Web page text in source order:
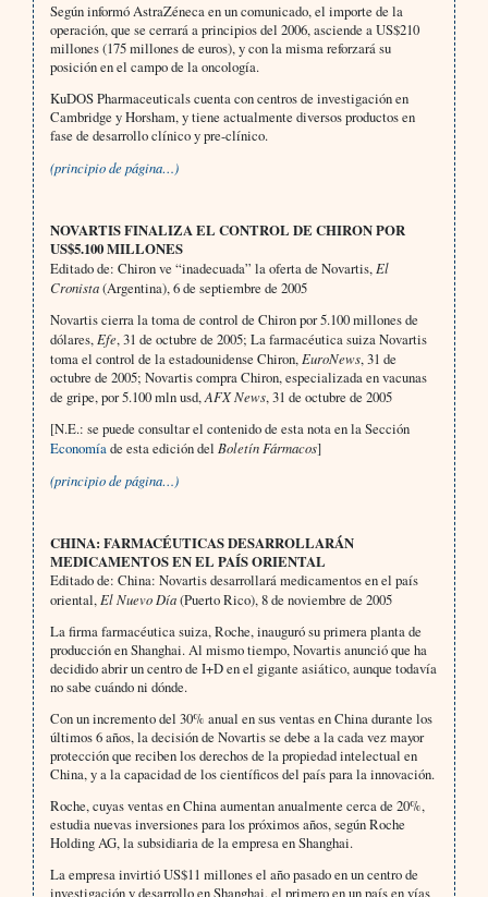
Según informó AstraZéneca en un comunicado, el importe de la
operación, que se cerrará a principios del 2006, asciende a US$210
millones (175 millones de euros), y con la misma reforzará su
posición en el campo de la oncología.
KuDOS Pharmaceuticals cuenta con centros de investigación en
Cambridge y Horsham, y tiene actualmente diversos productos en
fase de desarrollo clínico y pre-clínico.
(principio de página…)
NOVARTIS FINALIZA EL CONTROL DE CHIRON POR
US$5.100 MILLONES
Editado de: Chiron ve “inadecuada” la oferta de Novartis, El
Cronista(Argentina), 6 de septiembre de 2005
Novartis cierra la toma de control de Chiron por 5.100 millones de
dólares, Efe, 31 de octubre de 2005; La farmacéutica suiza Novartis
toma el control de la estadounidense Chiron, EuroNews, 31 de
octubre de 2005; Novartis compra Chiron, especializada en vacunas
de gripe, por 5.100 mln usd,AFX News, 31 de octubre de 2005
[N.E.: se puede consultar el contenido de esta nota en la Sección
Economíade esta edición del Boletín Fármacos]
(principio de página…)
CHINA: FARMACÉUTICAS DESARROLLARÁN
MEDICAMENTOS EN EL PAÍS ORIENTAL
Editado de: China: Novartis desarrollará medicamentos en el país
oriental, El Nuevo Día(Puerto Rico), 8 de noviembre de 2005
La firma farmacéutica suiza, Roche, inauguró su primera planta de
producción en Shanghai. Al mismo tiempo, Novartis anunció que ha
decidido abrir un centro de I+D en el gigante asiático, aunque todavía
no sabe cuándo ni dónde.
Con un incremento del 30% anual en sus ventas en China durante los
últimos 6 años, la decisión de Novartis se debe a la cada vez mayor
protección que reciben los derechos de la propiedad intelectual en
China, y a la capacidad de los científicos del país para la innovación.
Roche, cuyas ventas en China aumentan anualmente cerca de 20%,
estudia nuevas inversiones para los próximos años, según Roche
Holding AG, la subsidiaria de la empresa en Shanghai.
La empresa invirtió US$11 millones el año pasado en un centro de
investigación y desarrollo en Shanghai, el primero en un país en vías